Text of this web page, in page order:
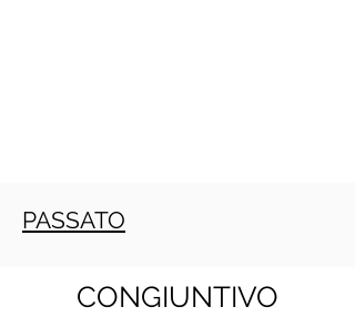
PASSATO
CONGIUNTIVO